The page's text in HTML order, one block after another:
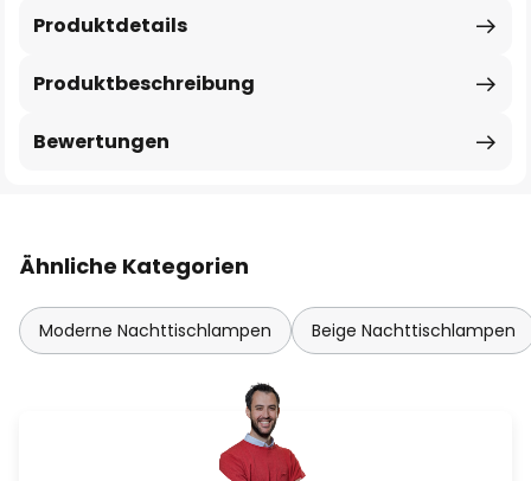
Produktbeschreibung
Produktdetails
Bewertungen
Ähnliche Kategorien
Moderne Nachttischlampen Beige Nachttischlampen